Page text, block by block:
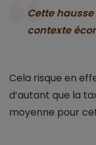
Cette
contexte
Cela risque en
d’autant que la
moyenne pour